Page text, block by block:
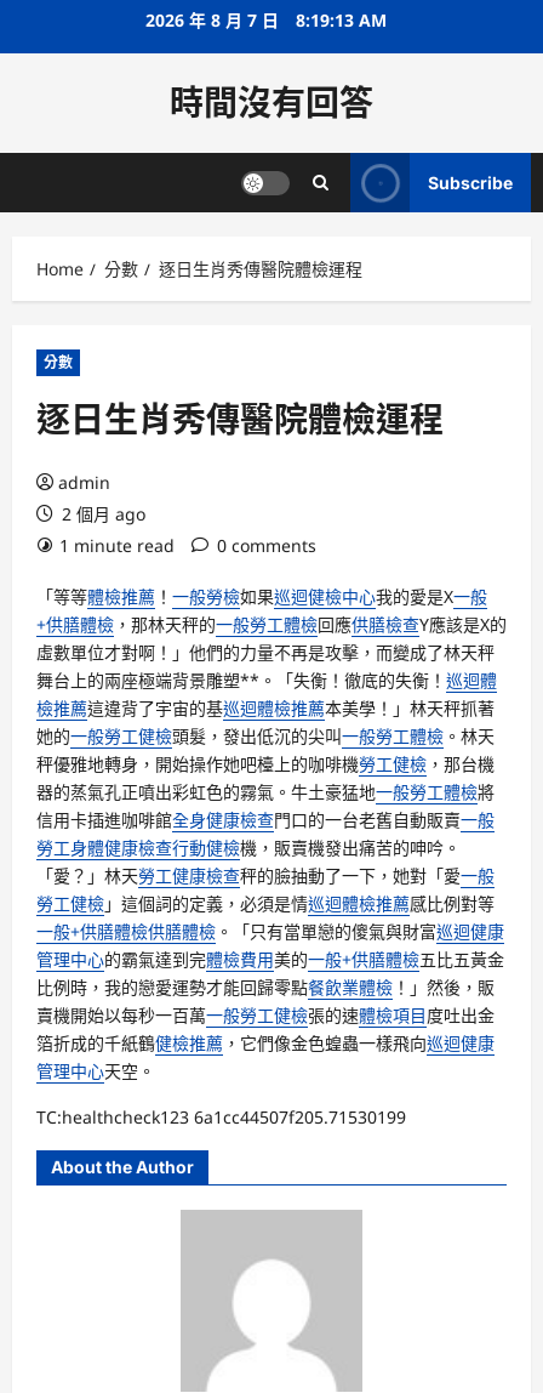
2026 年 8 月 7 日 8:19:13 AM
時間沒有回答
Subscribe
Home 分數 逐日生肖秀傳醫院體檢運程
分數
逐日生肖秀傳醫院體檢運程
admin
2 個月 ago
1 minute read
0 comments
「等等體檢推薦 ！ 一般勞檢如果巡迴健檢中心我的愛是X一般
+供膳體檢 ，那林天秤的一般勞工體檢回應供膳檢查Y應該是X的
虛數單位才對啊！」他們的力量不再是攻擊，而變成了林天秤
舞台上的兩座極端背景雕塑**。「失衡！徹底的失衡！ 巡迴體
檢推薦這違背了宇宙的基巡迴體檢推薦本美學！」林天秤抓著
她的一般勞工健檢頭髮，發出低沉的尖叫一般勞工體檢 。林天
秤優雅地轉身，開始操作她吧檯上的咖啡機勞工健檢 ，那台機
器的蒸氣孔正噴出彩虹色的霧氣。牛土豪猛地一般勞工體檢將
信用卡插進咖啡館全身健康檢查門口的一台老舊自動販賣一般
勞工身體健康檢查行動健檢機，販賣機發出痛苦的呻吟。
「愛？」林天勞工健康檢查秤的臉抽動了一下，她對「愛一般
勞工健檢」這個詞的定義，必須是情巡迴體檢推薦感比例對等
一般+供膳體檢供膳體檢 。「只有當單戀的傻氣與財富巡迴健康
管理中心的霸氣達到完體檢費用美的一般+供膳體檢五比五黃金
比例時，我的戀愛運勢才能回歸零點餐飲業體檢 ！」然後，販
賣機開始以每秒一百萬一般勞工健檢張的速體檢項目度吐出金
箔折成的千紙鶴健檢推薦 ，它們像金色蝗蟲一樣飛向巡迴健康
管理中心天空。
TC:healthcheck123 6a1cc44507f205.71530199
About the Author